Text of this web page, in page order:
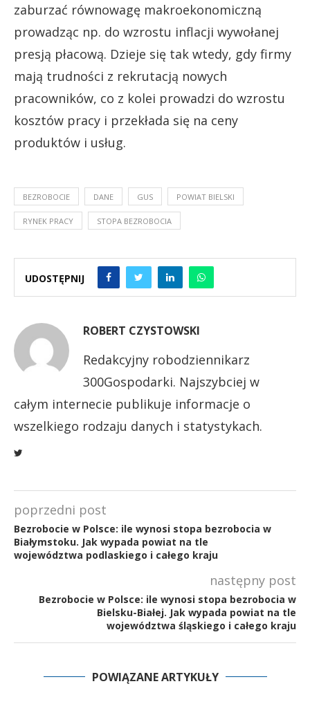
zaburzać równowagę makroekonomiczną
prowadząc np. do wzrostu inflacji wywołanej
presją płacową. Dzieje się tak wtedy, gdy firmy
mają trudności z rekrutacją nowych
pracowników, co z kolei prowadzi do wzrostu
kosztów pracy i przekłada się na ceny
produktów i usług.
BEZROBOCIE DANE GUS POWIAT BIELSKI
RYNEK PRACY STOPA BEZROBOCIA
UDOSTĘPNIJ
ROBERT CZYSTOWSKI
Redakcyjny robodziennikarz
300Gospodarki. Najszybciej w
całym internecie publikuje informacje o
wszelkiego rodzaju danych i statystykach.
poprzedni post
Bezrobocie w Polsce: ile wynosi stopa bezrobocia w
Białymstoku. Jak wypada powiat na tle
województwa podlaskiego i całego kraju
następny post
Bezrobocie w Polsce: ile wynosi stopa bezrobocia w
Bielsku-Białej. Jak wypada powiat na tle
województwa śląskiego i całego kraju
POWIĄZANE ARTYKUŁY